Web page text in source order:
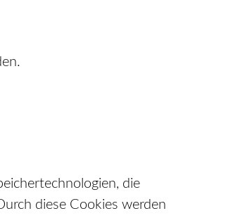
die
diese Cookies werden